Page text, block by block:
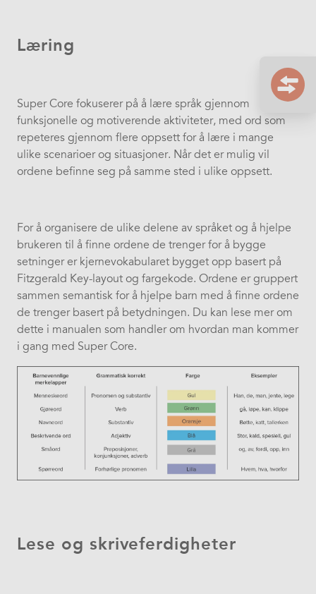
Læring
Super Core fokuserer på å lære språk gjennom
funksjonelle og motiverende aktiviteter, med ord som
repeteres gjennom flere oppsett for å lære i mange
ulike scenarioer og situasjoner. Når det er mulig vil
ordene befinne seg på samme sted i ulike oppsett.
For å organisere de ulike delene av språket og å hjelpe
brukeren til å finne ordene de trenger for å bygge
setninger er kjernevokabularet bygget opp basert på
Fitzgerald Key-layout og fargekode. Ordene er gruppert
sammen semantisk for å hjelpe barn med å finne ordene
de trenger basert på betydningen. Du kan lese mer om
dette i manualen som handler om hvordan man kommer
i gang med Super Core.
Lese og skriveferdigheter